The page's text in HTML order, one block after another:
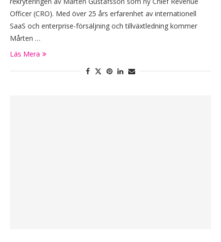
Officer (CRO). Med över 25 års erfarenhet av internationell
SaaS och enterprise-försäljning och tillväxtledning kommer
Mårten …
Läs Mera